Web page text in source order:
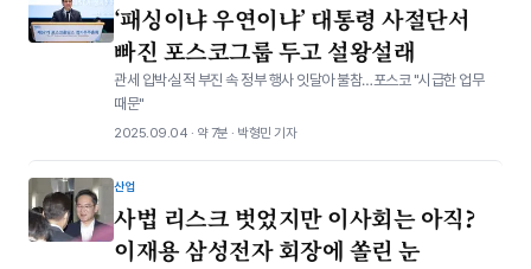
‘패싱이냐 우연이냐’ 대통령 사절단서
빠진 포스코그룹 두고 설왕설래
관세 압박·실적 부진 속 정부 행사 잇달아 불참…포스코 "시급한 업무
때문"
2025.09.04 · 약 7분 · 박형민 기자
산업
사법 리스크 벗었지만 이사회는 아직?
이재용 삼성전자 회장에 쏠린 눈